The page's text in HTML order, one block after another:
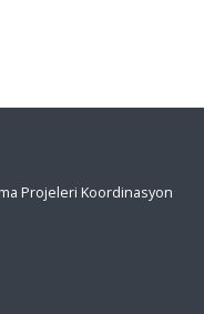
Projeleri Koordinasyon